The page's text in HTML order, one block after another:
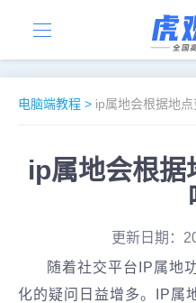
电脑端教程 > ip属地会根据地
ip属地会根据
更新日期：
随着社交平台IP属地
化的疑问日益增多。IP属